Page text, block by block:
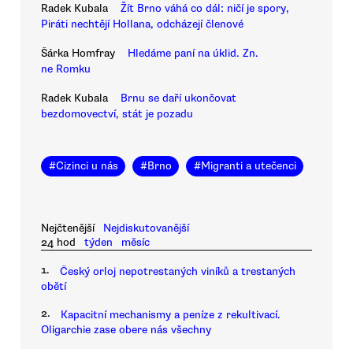
Radek Kubala
Žít Brno váhá co dál: ničí je spory,
Piráti nechtějí Hollana, odcházejí členové
Šárka Homfray
Hledáme paní na úklid. Zn.
ne Romku
Radek Kubala
Brnu se daří ukončovat
bezdomovectví, stát je pozadu
#Cizinci u nás #Brno #Migranti a utečenci
Nejčtenější
Nejdiskutovanější
24 hod
týden měsíc
1.
Český orloj nepotrestaných viníků a trestaných
obětí
2.
Kapacitní mechanismy a peníze z rekultivací.
Oligarchie zase obere nás všechny